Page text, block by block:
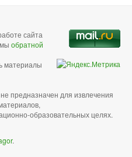
сайта
обратной
материалы
предназначен для извлечения
образовательных целях.
.